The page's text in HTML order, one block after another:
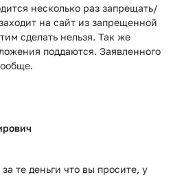
несколько раз запрещать/
на сайт из запрещенной
сделать нельзя. Так же
поддаются. Заявленного
те деньги что вы просите, у